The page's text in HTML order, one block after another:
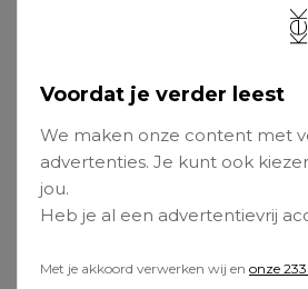
Voordat je verder leest
We maken onze content met
advertenties. Je kunt ook
jou.
Heb je al een advertentievrij
Met je akkoord verwerken wij en onze